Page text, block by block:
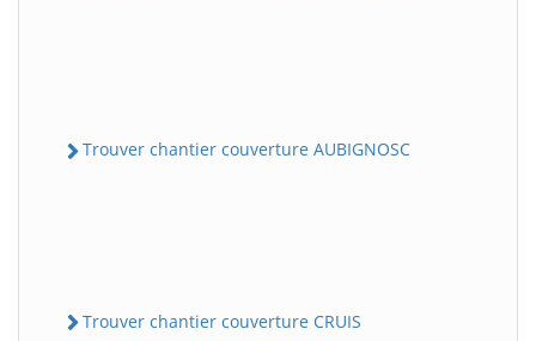
Trouver chantier couverture AUBIGNOSC
Trouver chantier couverture CRUIS